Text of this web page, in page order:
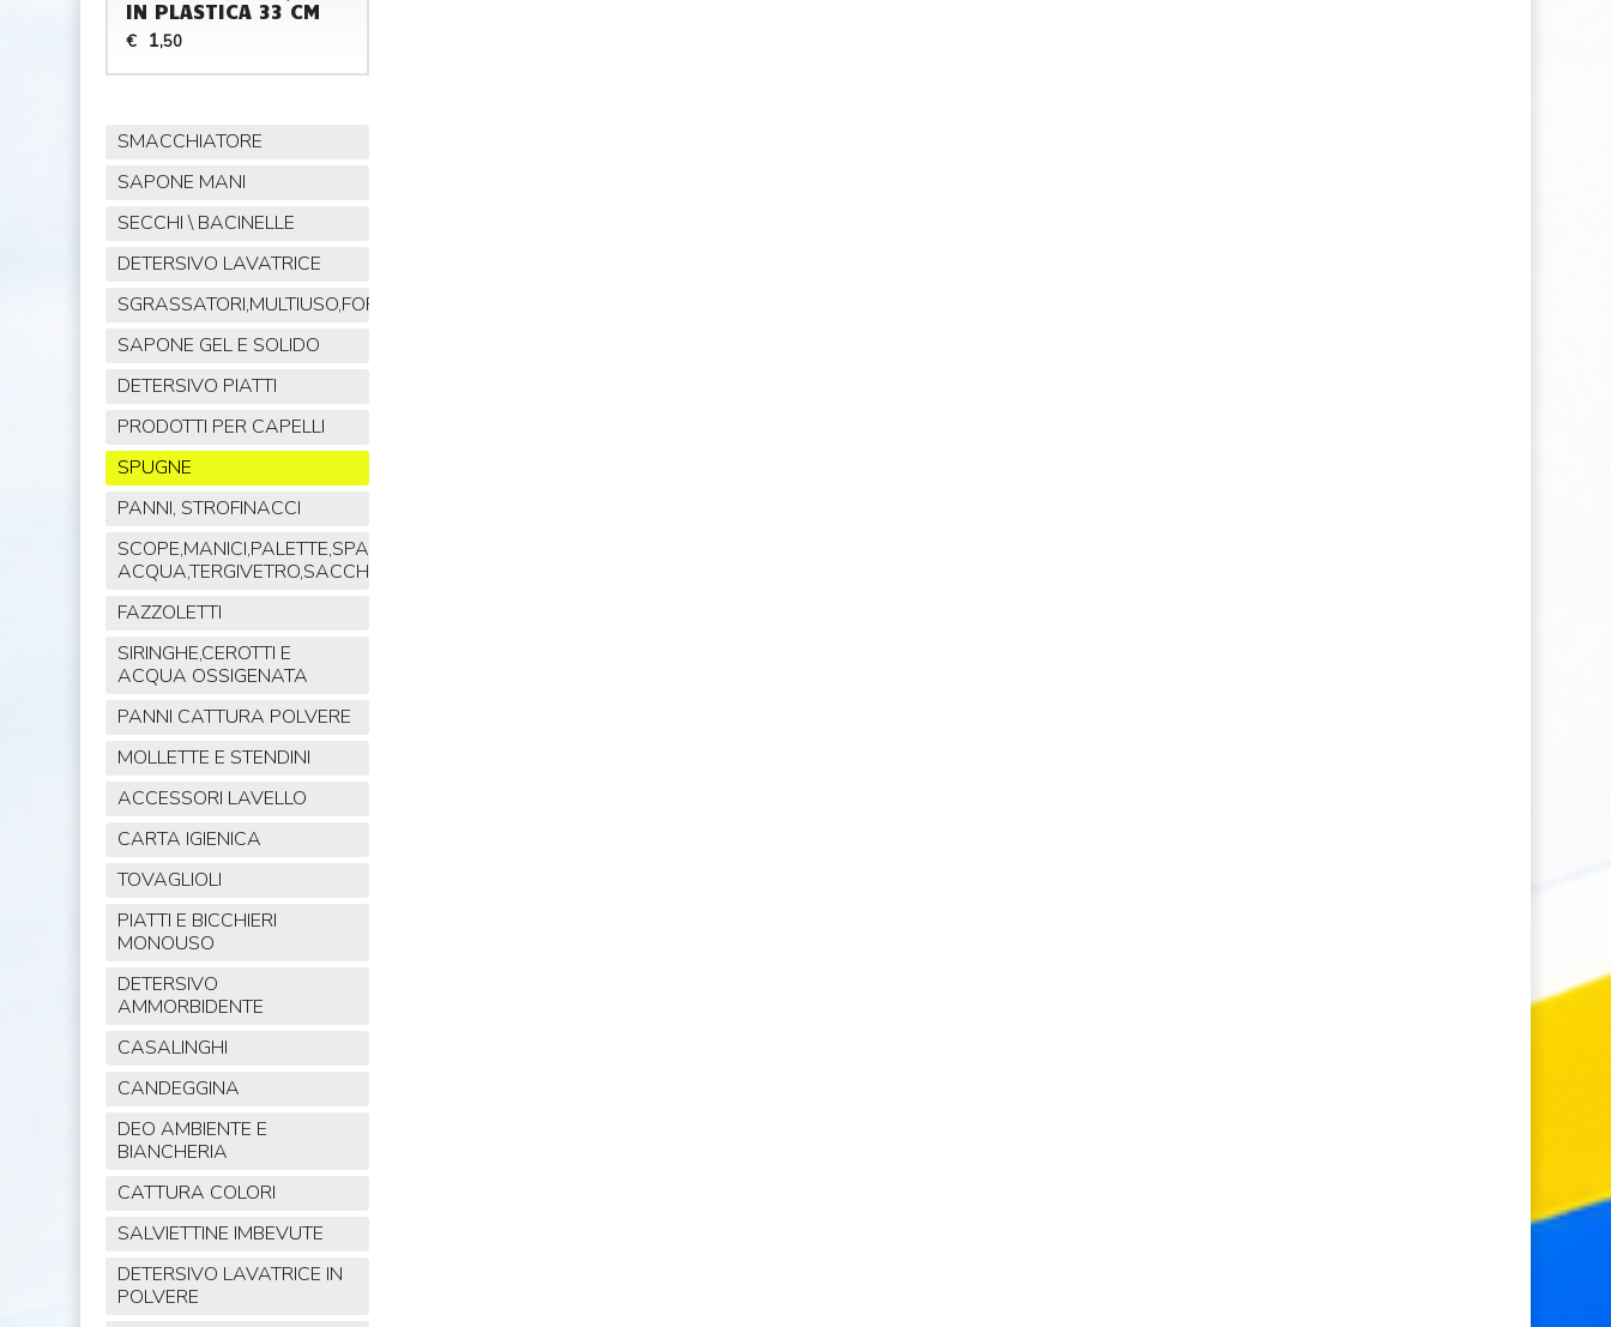
IN PLASTICA 33 CM
€ 1,50
SMACCHIATORE
SAPONE MANI
SECCHI \ BACINELLE
DETERSIVO LAVATRICE
SGRASSATORI,MULTIUSO,FORNO,POLVERE,VETRI,AMMONIACA
SAPONE GEL E SOLIDO
DETERSIVO PIATTI
PRODOTTI PER CAPELLI
SPUGNE
PANNI, STROFINACCI
SCOPE,MANICI,PALETTE,SPAZZOLE,TIRA
ACQUA,TERGIVETRO,SACCHI,MOP
FAZZOLETTI
SIRINGHE,CEROTTI E
ACQUA OSSIGENATA
PANNI CATTURA POLVERE
MOLLETTE E STENDINI
ACCESSORI LAVELLO
CARTA IGIENICA
TOVAGLIOLI
PIATTI E BICCHIERI
MONOUSO
DETERSIVO
AMMORBIDENTE
CASALINGHI
CANDEGGINA
DEO AMBIENTE E
BIANCHERIA
CATTURA COLORI
SALVIETTINE IMBEVUTE
DETERSIVO LAVATRICE IN
POLVERE